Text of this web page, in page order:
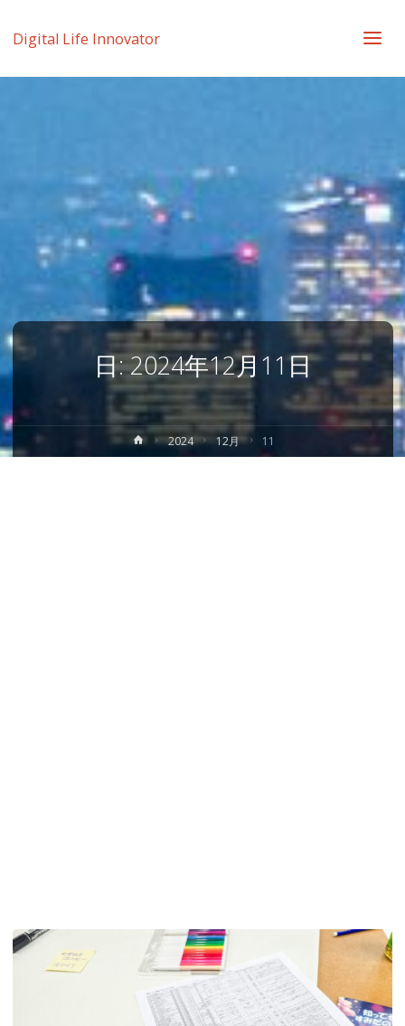
Digital Life Innovator
日:2024年12月11日
ホ
ー
2024 12月 11